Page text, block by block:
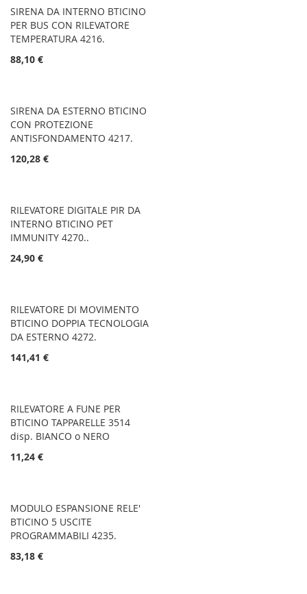
SIRENA DA INTERNO BTICINO
PER BUS CON RILEVATORE
TEMPERATURA 4216.
88,10 €
SIRENA DA ESTERNO BTICINO
CON PROTEZIONE
ANTISFONDAMENTO 4217.
120,28 €
RILEVATORE DIGITALE PIR DA
INTERNO BTICINO PET
IMMUNITY 4270..
24,90 €
RILEVATORE DI MOVIMENTO
BTICINO DOPPIA TECNOLOGIA
DA ESTERNO 4272.
141,41 €
RILEVATORE A FUNE PER
BTICINO TAPPARELLE 3514
disp. BIANCO o NERO
11,24 €
MODULO ESPANSIONE RELE'
BTICINO 5 USCITE
PROGRAMMABILI 4235.
83,18 €